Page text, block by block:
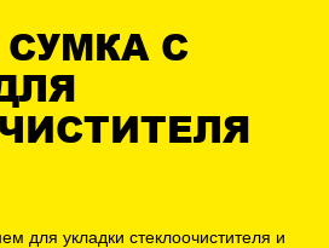
СУМКА С
для укладки стеклоочистителя и